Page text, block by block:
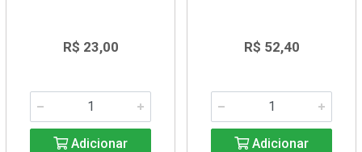
R$ 23,00
Adicionar
R$ 52,40
Adicionar